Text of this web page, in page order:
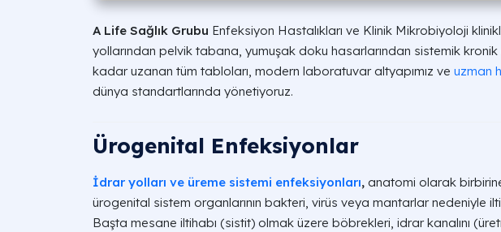
A Life Sağlık Grubu Enfeksiyon Hastalıkları ve Klinik Mikrobiyoloji
yollarından pelvik tabana, yumuşak doku hasarlarından sistemik
kadar uzanan tüm tabloları, modern laboratuvar altyapımız ve uzman
dünya standartlarında yönetiyoruz.
Ürogenital Enfeksiyonlar
İdrar yolları ve üreme sistemi enfeksiyonları, anatomi olarak
ürogenital sistem organlarının bakteri, virüs veya mantarlar nedeniyle
Başta mesane iltihabı (sistit) olmak üzere böbrekleri, idrar kanalını